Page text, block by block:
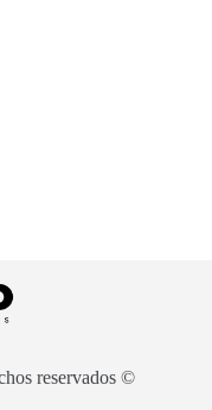
reservados ©